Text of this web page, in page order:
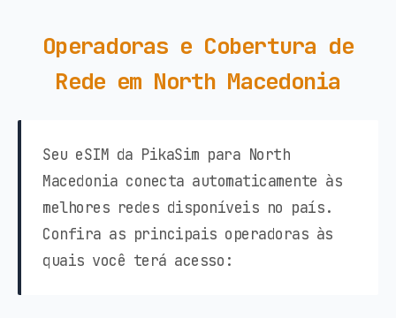
Operadoras e Cobertura de
Rede em North Macedonia
Seu eSIM da PikaSim para North
Macedonia conecta automaticamente às
melhores redes disponíveis no país.
Confira as principais operadoras às
quais você terá acesso: